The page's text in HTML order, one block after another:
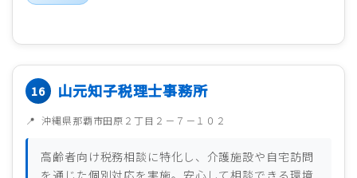
山元知子税理士事務所
沖縄県那覇市田原２丁目２－７－１０２
高齢者向け税務相談に特化し、介護施設や自宅訪問